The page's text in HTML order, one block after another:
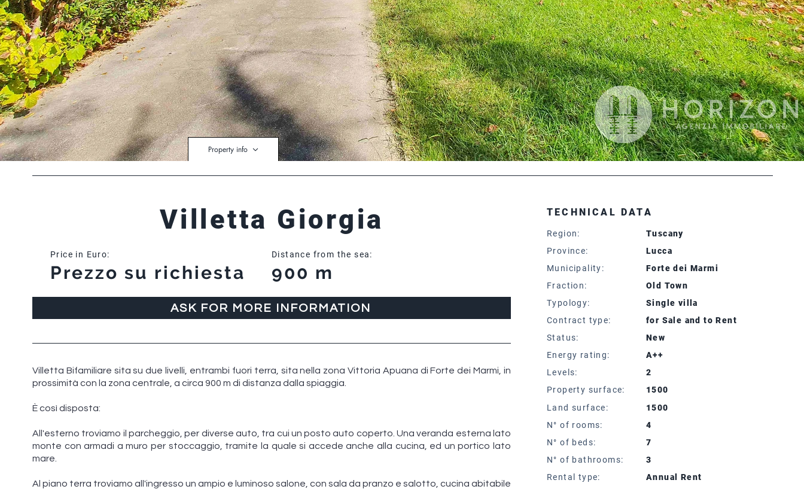
Property info
Villetta Giorgia
Price in Euro:
Prezzo su richiesta
Distance from the sea:
900 m
ASK FOR MORE INFORMATION
Villetta Bifamiliare sita su due livelli, entrambi fuori terra, sita nella zona Vittoria Apuana di Forte dei Marmi, in
prossimità con la zona centrale, a circa 900 m di distanza dalla spiaggia.
È così disposta:
All'esterno troviamo il parcheggio, per diverse auto, tra cui un posto auto coperto. Una veranda esterna lato
monte con armadi a muro per stoccaggio, tramite la quale si accede anche alla cucina, ed un portico lato
mare.
Al piano terra troviamo all'ingresso un ampio e luminoso salone, con sala da pranzo e salotto, cucina abitabile
TECHNICAL DATA
Region:
Tuscany
Province:
Lucca
Municipality:
Forte dei Marmi
Fraction:
Old Town
Typology:
Single villa
Contract type:
for Sale and to Rent
Status:
New
Energy rating:
A++
Levels:
2
Property surface:
1500
Land surface:
1500
N° of rooms:
4
N° of beds:
7
N° of bathrooms:
3
Rental type:
Annual Rent